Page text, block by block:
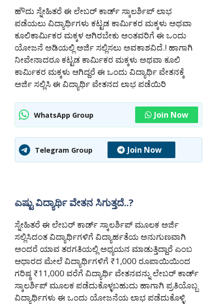
ಹೌದು ಸ್ನೇಹಿತರೆ ಈ ಲೇಬರ್ ಕಾರ್ಡ್ ಸ್ಕಾಲರ್ಶಿಪ್ ಲಾಭ
ಪಡೆಯಲು ವಿದ್ಯಾರ್ಥಿಗಳು ಕಟ್ಟಡ ಕಾರ್ಮಿಕರ ಮಕ್ಕಳು ಅಥವಾ
ಕೂಲಿಕಾರ್ಮಿಕರ ಮಕ್ಕಳ ಆಗಿರಬೇಕು ಅಂತವರಿಗೆ ಈ ಒಂದು
ಯೋಜನೆ ಅಡಿಯಲ್ಲಿ ಅರ್ಜಿ ಸಲ್ಲಿಸಲು ಅವಕಾಶವಿದೆ.! ಹಾಗಾಗಿ
ನೀವೇನಾದರೂ ಕಟ್ಟಡ ಕಾರ್ಮಿಕರ ಮಕ್ಕಳು ಅಥವಾ ಕೂಲಿ
ಕಾರ್ಮಿಕರ ಮಕ್ಕಳು ಆಗಿದ್ದರೆ ಈ ಒಂದು ವಿದ್ಯಾರ್ಥಿ ವೇತನಕ್ಕೆ
ಅರ್ಜಿ ಸಲ್ಲಿಸಿ ಈ ವಿದ್ಯಾರ್ಥಿ ವೇತನದ ಲಾಭ ಪಡೆಯಿರಿ
WhatsApp Group Join Now
Telegram Group Join Now
ಎಷ್ಟು ವಿದ್ಯಾರ್ಥಿ ವೇತನ ಸಿಗುತ್ತದೆ..?
ಸ್ನೇಹಿತರೆ ಈ ಲೇಬರ್ ಕಾರ್ಡ್ ಸ್ಕಾಲರ್ಶಿಪ್ ಮೂಲಕ ಅರ್ಜಿ
ಸಲ್ಲಿಸಿದಂತ ವಿದ್ಯಾರ್ಥಿಗಳಿಗೆ ವಿದ್ಯಾರ್ಹತೆಯ ಅನುಗುಣವಾಗಿ
ಅಂದರೆ ಯಾವ ತರಗತಿಯಲ್ಲಿ ಅಧ್ಯಯನ ಮಾಡುತ್ತಿದ್ದಾರೆ ಎಂಬ
ಆಧಾರದ ಮೇಲೆ ವಿದ್ಯಾರ್ಥಿಗಳಿಗೆ ₹1,000 ರೂಪಾಯಿಯಿಂದ
ಗರಿಷ್ಠ ₹11,000 ವರೆಗೆ ವಿದ್ಯಾರ್ಥಿ ವೇತನವನ್ನು ಲೇಬರ್ ಕಾರ್ಡ್
ಸ್ಕಾಲರ್ಶಿಪ್ ಮೂಲಕ ಪಡೆದುಕೊಳ್ಳಬಹುದು ಹಾಗಾಗಿ ಪ್ರತಿಯೊಬ್ಬ
ವಿದ್ಯಾರ್ಥಿಗಳು ಈ ಒಂದು ಯೋಜನೆಯ ಲಾಭ ಪಡೆದುಕೊಳ್ಳಿ